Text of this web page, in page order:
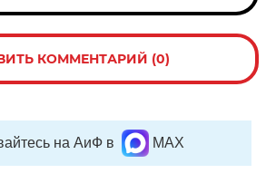
КОММЕНТАРИЙ (0)
на АиФ в MAX